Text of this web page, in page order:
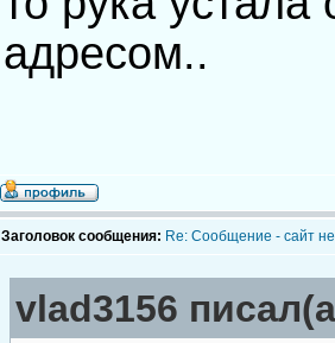
адресом..
Заголовок сообщения: Re: Сообщение - сайт
vlad3156